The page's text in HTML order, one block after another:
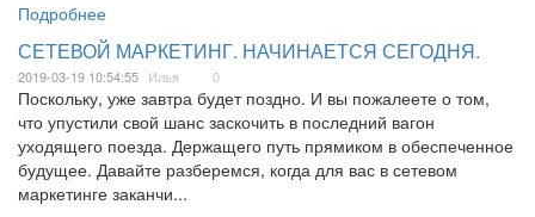
Подробнее
СЕТЕВОЙ МАРКЕТИНГ. НАЧИНАЕТСЯ СЕГОДНЯ.
2019-03-19 10:54:55 Илья 0
Поскольку, уже завтра будет поздно. И вы пожалеете о том,
что упустили свой шанс заскочить в последний вагон
уходящего поезда. Держащего путь прямиком в обеспеченное
будущее. Давайте разберемся, когда для вас в сетевом
маркетинге заканчи...